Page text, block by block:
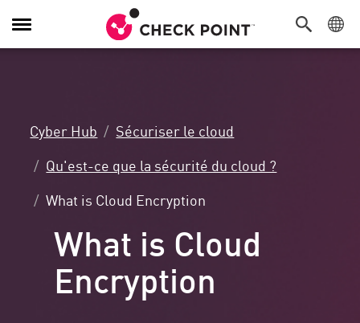
Navigation
dans
Cyber Hub
Sécuriser le cloud
Qu'est-ce que la sécurité du cloud ?
What is Cloud Encryption
What is Cloud
Encryption